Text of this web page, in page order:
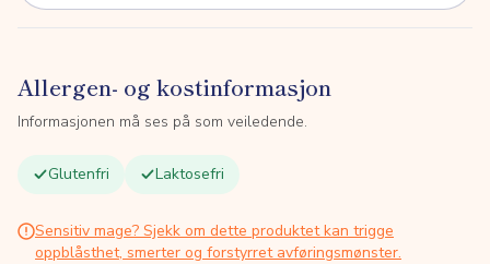
Allergen- og kostinformasjon
Informasjonen må ses på som veiledende.
Glutenfri Laktosefri
Sensitiv mage? Sjekk om dette produktet kan trigge
oppblåsthet, smerter og forstyrret avføringsmønster.